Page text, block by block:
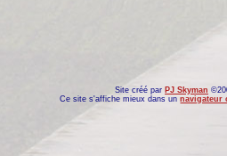
Site créé par PJ Skyman
Ce site s'affiche mieux dans unnavigateur